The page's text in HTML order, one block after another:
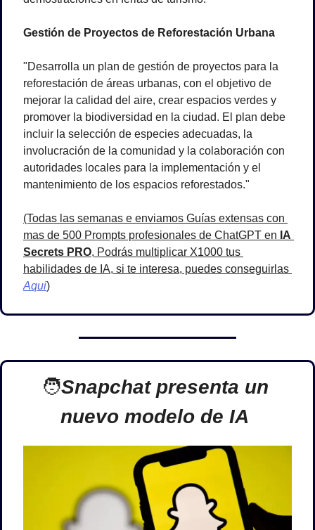
Gestión de Proyectos de Reforestación Urbana
"Desarrolla un plan de gestión de proyectos para la
reforestación de áreas urbanas, con el objetivo de
mejorar la calidad del aire, crear espacios verdes y
promover la biodiversidad en la ciudad. El plan debe
incluir la selección de especies adecuadas, la
involucración de la comunidad y la colaboración con
autoridades locales para la implementación y el
mantenimiento de los espacios reforestados."
(Todas las semanas e enviamos Guías extensas con
mas de 500 Prompts profesionales de ChatGPT en IA
Secrets PRO, Podrás multiplicar X1000 tus
Aqui)
🧑Snapchat presenta un
nuevo modelo de IA